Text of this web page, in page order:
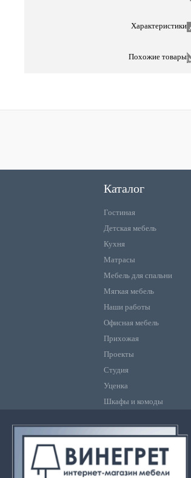
Характеристики
Похожие товары
Каталог
Гостиная
Детская мебель
Кухня
Матрасы
Мебель для спальни
Мягкая мебель
Наши работы
Офисная мебель
Прихожая
Проекты
Студия
Уценка
Шкафы и комоды